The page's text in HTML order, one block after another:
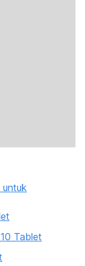
untuk
Tablet